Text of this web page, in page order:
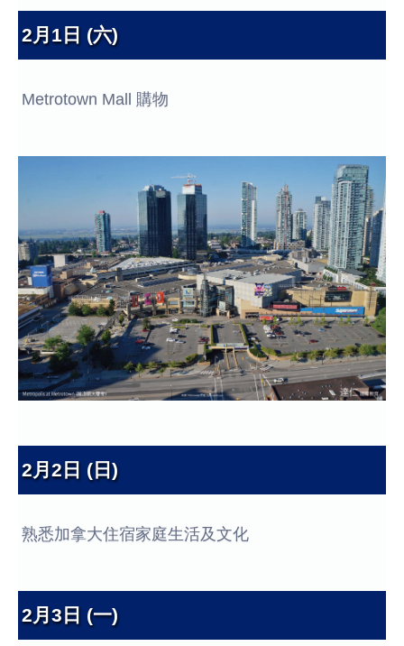
2月1日 (六)
Metrotown Mall 購物
2月2日 (日)
熟悉加拿大住宿家庭生活及文化
2月3日 (一)